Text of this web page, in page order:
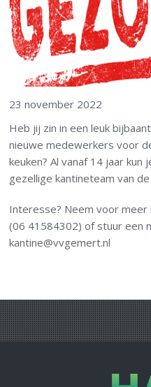
23 november 2022
Heb jij zin in een leuk
nieuwe medewerkers voor
keuken? Al vanaf 14 jaar kun
gezellige kantineteam van
Interesse? Neem voor meer
(06 41584302) of stuur een
kantine@vvgemert.nl